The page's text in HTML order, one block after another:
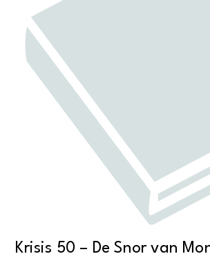
Krisis 50 – De Snor van